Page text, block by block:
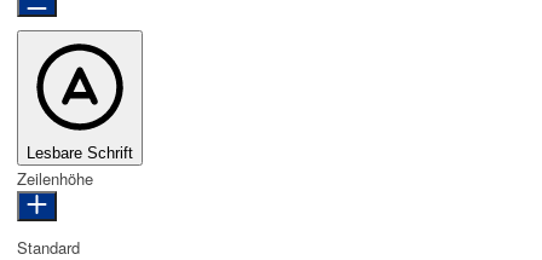
Lesbare Schrift
Zeilenhöhe
Standard